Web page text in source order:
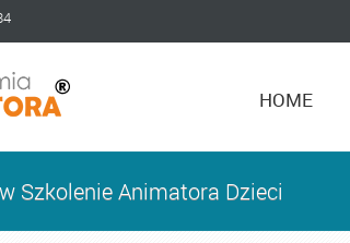
HOME
Szkolenie Animatora Dzieci